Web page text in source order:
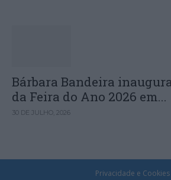
Bárbara Bandeira
da Feira do Ano 2026 em...
30 DE JULHO, 2026
Privacidade e Cookies